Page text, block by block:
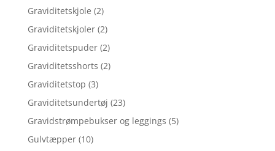
Graviditetskjole (2)
Graviditetskjoler (2)
Graviditetspuder (2)
Graviditetsshorts (2)
Graviditetstop (3)
Graviditetsundertøj (23)
Gravidstrømpebukser og leggings (5)
Gulvtæpper (10)